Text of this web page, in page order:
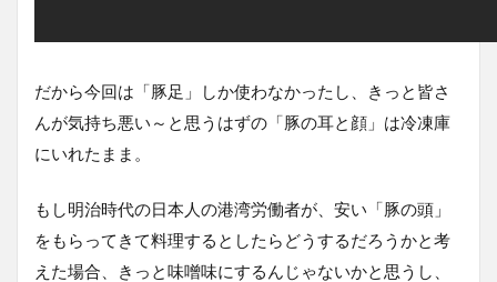
だから今回は「豚足」しか使わなかったし、きっと皆さ
んが気持ち悪い～と思うはずの「豚の耳と顔」は冷凍庫
にいれたまま。
もし明治時代の日本人の港湾労働者が、安い「豚の頭」
をもらってきて料理するとしたらどうするだろうかと考
えた場合、きっと味噌味にするんじゃないかと思うし、